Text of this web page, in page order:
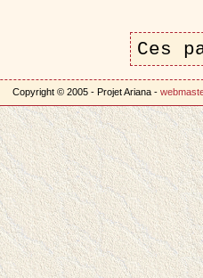
Ces
Copyright © 2005 - Projet Ariana -